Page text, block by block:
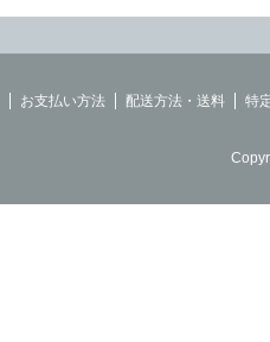
お支払い方法 配送方法・送料 特